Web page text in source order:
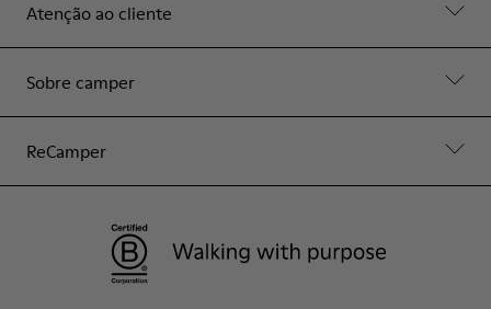
Atenção ao cliente
Sobre camper
ReCamper